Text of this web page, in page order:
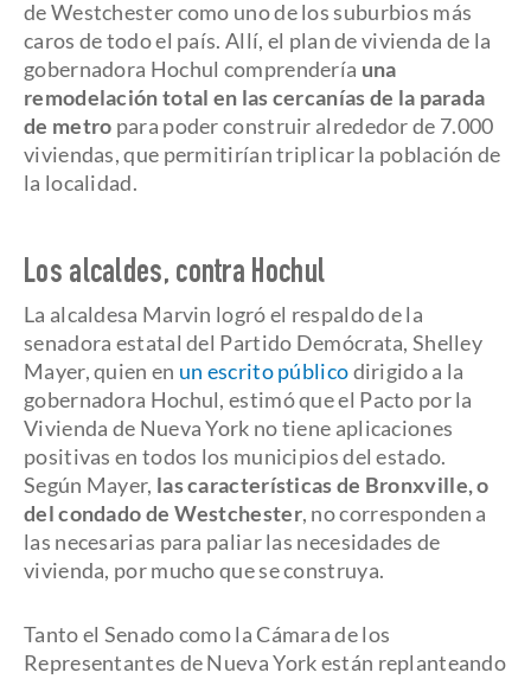
de Westchester como uno de los suburbios más
caros de todo el país. Allí, el plan de vivienda de la
gobernadora Hochul comprendería una
remodelación total en las cercanías de la parada
de metro para poder construir alrededor de 7.000
viviendas, que permitirían triplicar la población de
la localidad.
Los alcaldes, contra Hochul
La alcaldesa Marvin logró el respaldo de la
senadora estatal del Partido Demócrata, Shelley
Mayer, quien en un escrito públicodirigido a la
gobernadora Hochul, estimó que el Pacto por la
Vivienda de Nueva York no tiene aplicaciones
positivas en todos los municipios del estado.
Según Mayer, las características de Bronxville, o
del condado de Westchester, no corresponden a
las necesarias para paliar las necesidades de
vivienda, por mucho que se construya.
Tanto el Senado como la Cámara de los
Representantes de Nueva York están replanteando